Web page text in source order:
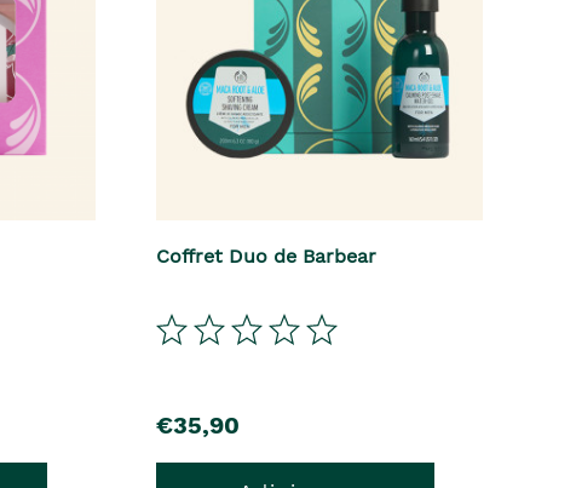
Coffret Duo de Barbear
precio
€35,90